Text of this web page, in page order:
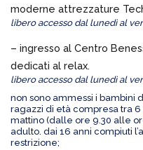
moderne attrezzature
libero accesso dal lunedì al
– ingresso al Centro
dedicati al relax.
libero accesso dal lunedì al
non sono ammessi i bambini
ragazzi di età compresa tra
mattino (dalle ore 9.30 alle
adulto. dai 16 anni compiuti
restrizione;